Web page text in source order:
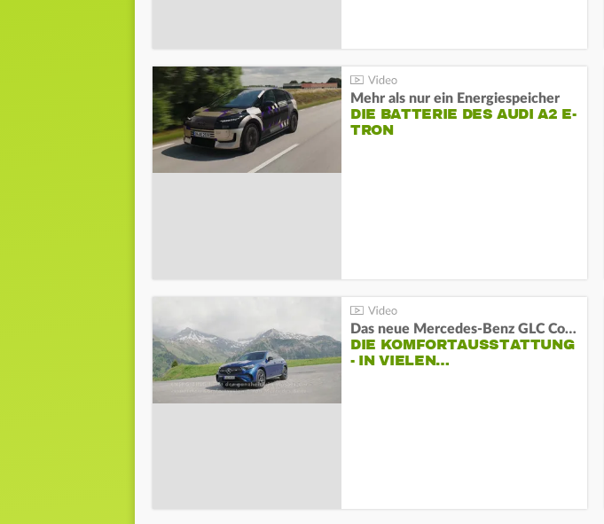
Mehr als nur ein Energiespeicher
DIE BATTERIE DES AUDI A2 E-
TRON
Das neue Mercedes-Benz GLC Coupé
DIE KOMFORTAUSSTATTUNG
- IN VIELEN…